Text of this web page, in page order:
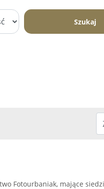
Szukaj
Fotourbaniak, mające